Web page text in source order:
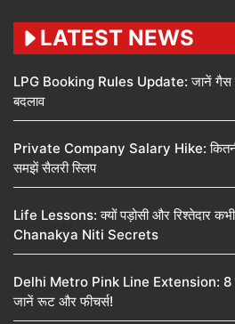
LATEST NEWS
LPG Booking Rules Update: जानें गैस
बदलाव
Private Company Salary Hike:
समझें सैलरी स्लिप
Life Lessons: क्यों पड़ोसी और रिश्तेदार
Chanakya Niti Secrets
Delhi Metro Pink Line Extension: 8
जानें रूट और फीचर्स!